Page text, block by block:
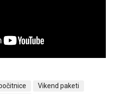
Vikend paketi